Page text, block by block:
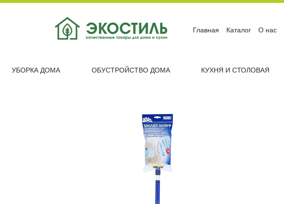
Главная Каталог О нас
УБОРКА ДОМА ОБУСТРОЙСТВО ДОМА КУХНЯ И СТОЛОВАЯ